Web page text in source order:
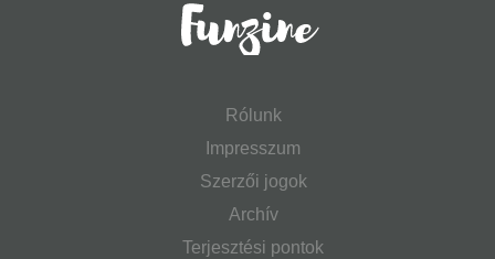
Rólunk
Impresszum
Szerzői jogok
Archív
Terjesztési pontok